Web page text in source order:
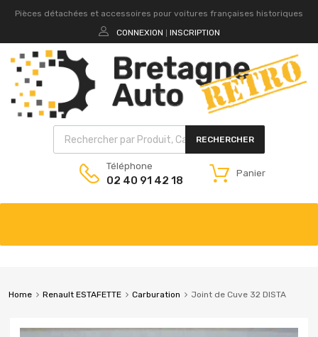
Pièces détachées et accessoires pour voitures françaises historiques
CONNEXION
INSCRIPTION
RECHERCHER
Téléphone
02 40 91 42 18
Panier
Home Renault ESTAFETTE Carburation Joint de Cuve 32 DISTA